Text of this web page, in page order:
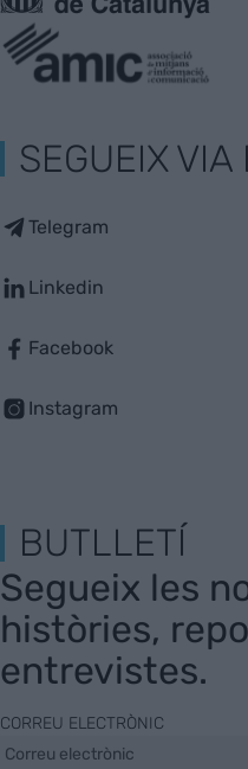
SEGUEIX VIA
Telegram
Linkedin
Facebook
Instagram
BUTLLETÍ
Segueix les
històries,
entrevistes.
CORREU ELECTRÒNIC